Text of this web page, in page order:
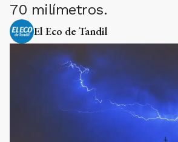
70 milímetros.
El Eco de Tandil